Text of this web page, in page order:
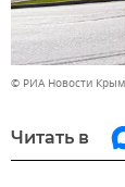
© РИА Новости
Читать в